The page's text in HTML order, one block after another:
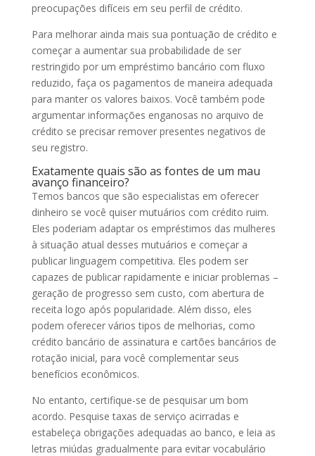
preocupações difíceis em seu perfil de crédito.
Para melhorar ainda mais sua pontuação de crédito e
começar a aumentar sua probabilidade de ser
restringido por um empréstimo bancário com fluxo
reduzido, faça os pagamentos de maneira adequada
para manter os valores baixos. Você também pode
argumentar informações enganosas no arquivo de
crédito se precisar remover presentes negativos de
seu registro.
Exatamente quais são as fontes de um mau
avanço financeiro?
Temos bancos que são especialistas em oferecer
dinheiro se você quiser mutuários com crédito ruim.
Eles poderiam adaptar os empréstimos das mulheres
à situação atual desses mutuários e começar a
publicar linguagem competitiva. Eles podem ser
capazes de publicar rapidamente e iniciar problemas –
geração de progresso sem custo, com abertura de
receita logo após popularidade. Além disso, eles
podem oferecer vários tipos de melhorias, como
crédito bancário de assinatura e cartões bancários de
rotação inicial, para você complementar seus
benefícios econômicos.
No entanto, certifique-se de pesquisar um bom
acordo. Pesquise taxas de serviço acirradas e
estabeleça obrigações adequadas ao banco, e leia as
letras miúdas gradualmente para evitar vocabulário